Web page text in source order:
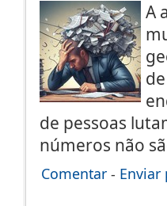
A
de pessoas
números não
Comentar - Enviar